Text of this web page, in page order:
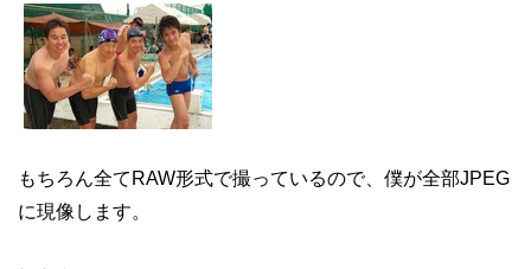
もちろん全てRAW形式で撮っているので、僕が全部JPEG
に現像します。